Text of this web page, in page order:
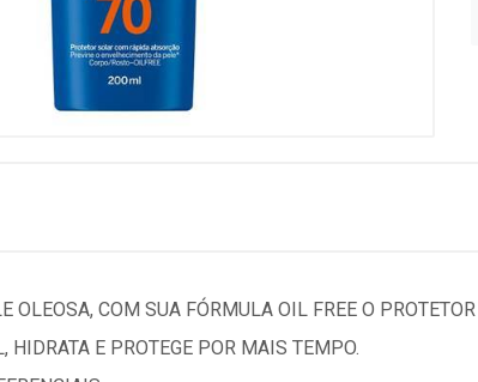
OLEOSA, COM SUA FÓRMULA OIL FREE O
HIDRATA E PROTEGE POR MAIS TEMPO.